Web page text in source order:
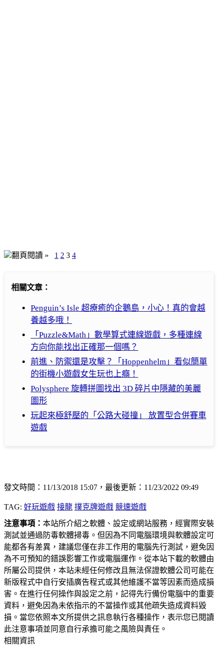
翻頁閱讀 » 1 2 3 4
相關文章：
Penguin’s Isle 超療癒的企鵝島，小心！真的會越
養越多哦！
「Puzzle&Math」數學算式連線遊戲，多種連線
方向你能找出正確那一個嗎？
前進、防禦還是攻擊？「Hoppenhelm」看似簡單
的街機小遊戲女生玩也上癮！
Polysphere 旋轉拼圖找出 3D 碎片中隱藏的美麗
圖形
玩起來極舒壓的「公路大碰撞」 放置型合併賽車
遊戲
發文時間：11/13/2018 15:07，最後更新：11/23/2022 09:49
TAG: 好玩遊戲 接龍 撲克牌遊戲 競速遊戲
注意事項： 本站所介紹之軟體、設定或網站服務，經實際安裝
測試並通過防毒軟體掃毒。但因為不同電腦環境與軟體設定可
能都各有差異，建議您僅在非工作用的電腦先行測試，避免因
為不可預知的錯誤影響工作或電腦運作。從本站下載的軟體由
所屬公司提供，本站未經任何修改且無法保證軟體公司可能在
新版程式中自行安插廣告程式或其他維護不當等因素而造成損
害。在進行任何操作與設定之前，記得先行備份電腦中的重要
資料，避免因為未依指示的不當操作或其他疏失造成資料毀
損。當您依照本文所提供之訊息執行各種操作，表示您已閱讀
此注意事項並同意自行承擔可能之風險與責任。
相關資訊